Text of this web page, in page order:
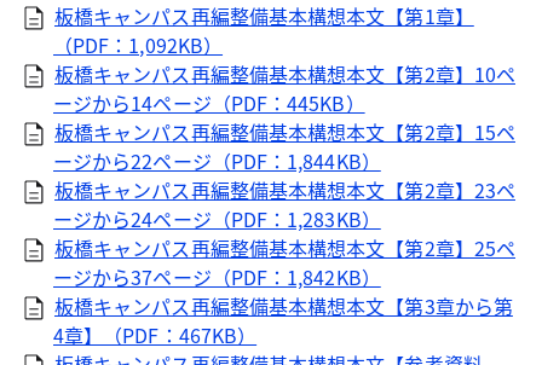
板橋キャンパス再編整備基本構想本文【第1章】
（PDF：1,092KB）
板橋キャンパス再編整備基本構想本文【第2章】10ペ
ージから14ページ（PDF：445KB）
板橋キャンパス再編整備基本構想本文【第2章】15ペ
ージから22ページ（PDF：1,844KB）
板橋キャンパス再編整備基本構想本文【第2章】23ペ
ージから24ページ（PDF：1,283KB）
板橋キャンパス再編整備基本構想本文【第2章】25ペ
ージから37ページ（PDF：1,842KB）
板橋キャンパス再編整備基本構想本文【第3章から第
4章】（PDF：467KB）